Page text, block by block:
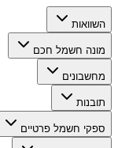
השוואות
מונה חשמל חכם
מחשבונים
תובנות
ספקי חשמל פרטיים